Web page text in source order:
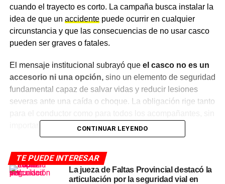
cuando el trayecto es corto. La campaña busca instalar la
idea de que un accidentepuede ocurrir en cualquier
circunstancia y que las consecuencias de no usar casco
pueden ser graves o fatales.
El mensaje institucional subrayó que el casco no es un
accesorio ni una opción,sino un elemento de seguridad
fundamental capaz de salvar vidas y reducir lesiones
severas ante una caída o choque. La obligación rige tanto
importar la edad ni la distancia del recorrido.
El problema del «trayecto corto»
y el ejemplo que dan los adultos
CONTINUAR LEYENDO
TE PUEDE INTERESAR
La jueza de Faltas Provincial destacó la
articulación por la seguridad vial en